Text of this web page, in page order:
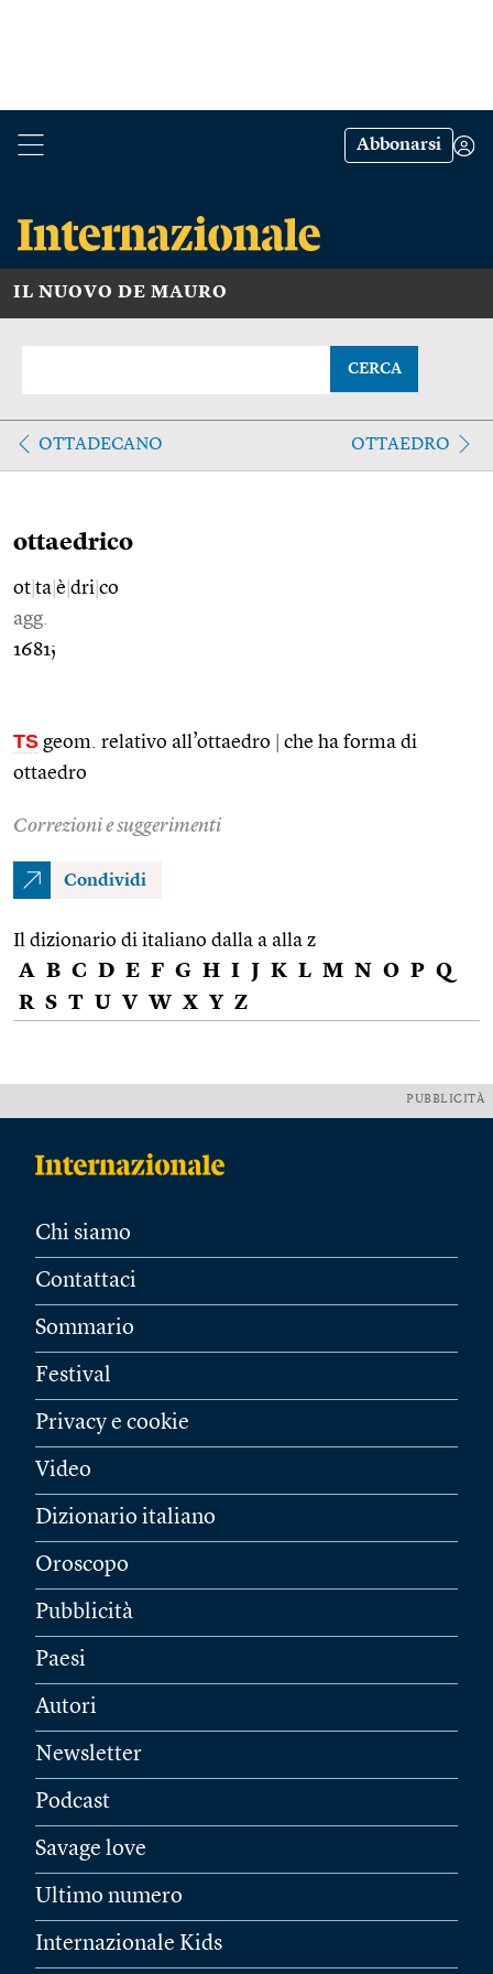
Abbonarsi
IL NUOVO DE MAURO
CERCA
OTTADECANO OTTAEDRO
ottaedrico
ot ta è dri co
agg.
1681;
TS geom. relativo all’ottaedro
che ha forma di
ottaedro
Correzioni e suggerimenti
Condividi
Il dizionario di italiano dalla a alla z
A B C D E F G H I J K L M N O P Q
R S T U V W X Y Z
PUBBLICITÀ
Chi siamo
Contattaci
Sommario
Festival
Privacy e cookie
Video
Dizionario italiano
Oroscopo
Pubblicità
Paesi
Autori
Newsletter
Podcast
Savage love
Ultimo numero
Internazionale Kids